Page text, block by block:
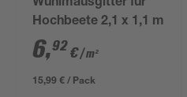
Wühlmausgitter für
Hochbeete 2,1 x 1,1 m
6,92€/ m²
15,99 € / Pack